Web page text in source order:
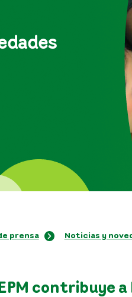
prensa Noticias y
contribuye